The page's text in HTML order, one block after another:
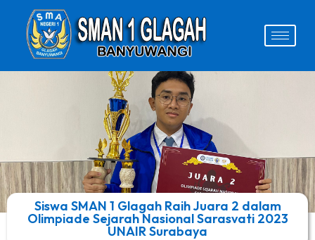
Siswa SMAN 1 Glagah Raih Juara 2 dalam
Olimpiade Sejarah Nasional Sarasvati 2023
UNAIR Surabaya